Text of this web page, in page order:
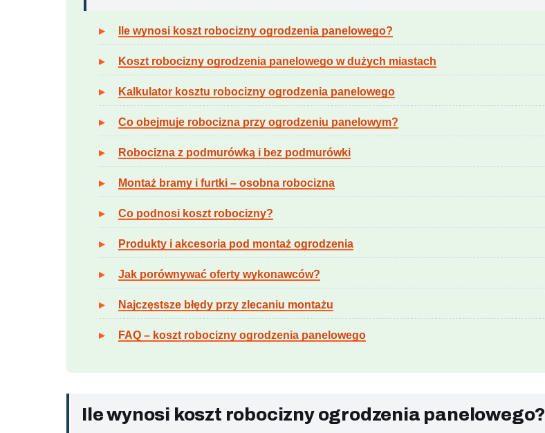
Ile wynosi koszt robocizny ogrodzenia panelowego?
Koszt robocizny ogrodzenia panelowego w dużych miastach
Kalkulator kosztu robocizny ogrodzenia panelowego
Co obejmuje robocizna przy ogrodzeniu panelowym?
Robocizna z podmurówką i bez podmurówki
Montaż bramy i furtki – osobna robocizna
Co podnosi koszt robocizny?
Produkty i akcesoria pod montaż ogrodzenia
Jak porównywać oferty wykonawców?
Najczęstsze błędy przy zlecaniu montażu
FAQ – koszt robocizny ogrodzenia panelowego
Ile wynosi koszt robocizny ogrodzenia panelowego?